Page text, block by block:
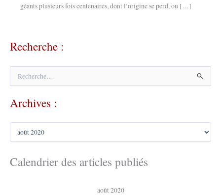
géants plusieurs fois centenaires, dont l’origine se perd, ou […]
Recherche :
h
e
h
r
Archives :
A
h
iCalendrier des articles publiés
août 2020